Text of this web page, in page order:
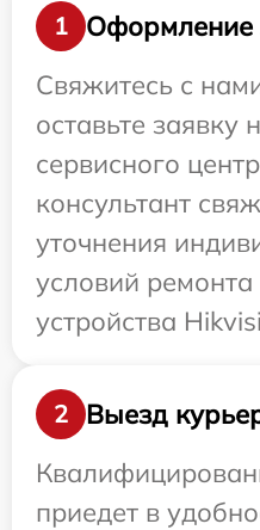
1
Оформление
Свяжитесь с
оставьте заявку
сервисного
консультант
уточнения
условий
устройства
2
Выезд
приедет в